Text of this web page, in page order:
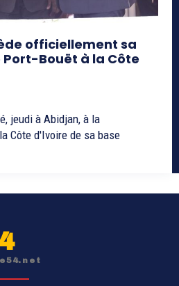
officiellement sa
Bouët à la Côte
jeudi à Abidjan, à la
Côte d'Ivoire de sa base